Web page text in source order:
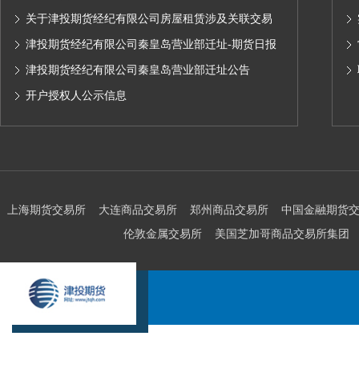
关于津投期货经纪有限公司房屋租赁涉及关联交易
情况的公示（2024）
津投期货经纪有限公司秦皇岛营业部迁址-期货日报
公告
津投期货经纪有限公司秦皇岛营业部迁址公告
开户授权人公示信息
上海期货交易所 大连商品交易所 郑州商品交易所
中国金融期货
伦敦金属交易所
美国芝加哥商品交易所集团